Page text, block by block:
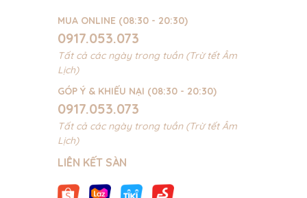
MUA ONLINE (08:30 - 20:30)
0917.053.073
Tất cả các ngày trong tuần (Trừ tết Âm
Lịch)
GÓP Ý & KHIẾU NẠI (08:30 - 20:30)
0917.053.073
Tất cả các ngày trong tuần (Trừ tết Âm
Lịch)
LIÊN KẾT SÀN